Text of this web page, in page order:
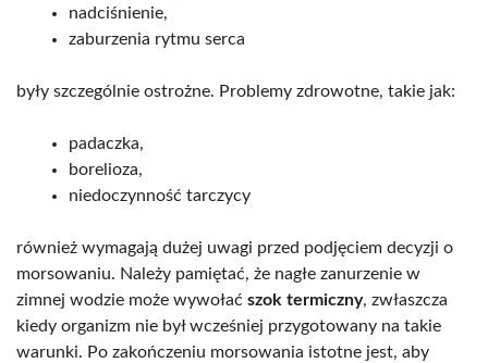
nadciśnienie,
zaburzenia rytmu serca
były szczególnie ostrożne. Problemy zdrowotne, takie jak:
padaczka,
borelioza,
niedoczynność tarczycy
również wymagają dużej uwagi przed podjęciem decyzji o
morsowaniu. Należy pamiętać, że nagłe zanurzenie w
zimnej wodzie może wywołać szok termiczny, zwłaszcza
kiedy organizm nie był wcześniej przygotowany na takie
warunki. Po zakończeniu morsowania istotne jest, aby